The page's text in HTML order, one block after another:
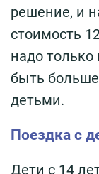
решение, и
стоимость
надо
быть
детьми.
Поездка с
Дети с 14